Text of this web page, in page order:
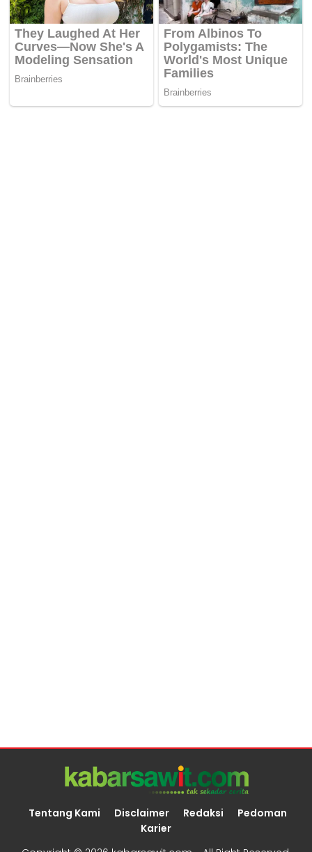
Tentang Kami Disclaimer Redaksi
Pedoman
Karier